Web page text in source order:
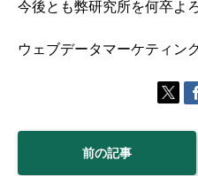
今後とも弊研究所を何卒よ
ウェブデータマーケティ
前の記事